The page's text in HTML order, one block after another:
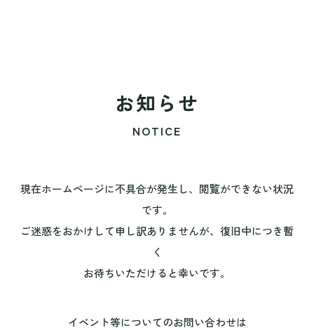
お知らせ
NOTICE
現在ホームページに不具合が発生し、閲覧ができない状況
です。
ご迷惑をおかけして申し訳ありませんが、復旧中につき暫
く
お待ちいただけると幸いです。
イベント等についてのお問い合わせは